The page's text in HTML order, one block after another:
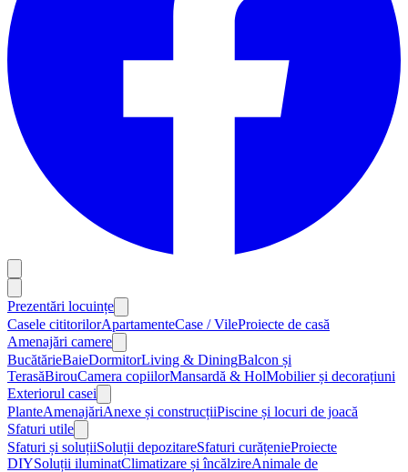
Prezentări locuințe
Casele cititorilorApartamenteCase / VileProiecte de casă
Amenajări camere
BucătărieBaieDormitorLiving & DiningBalcon și
TerasăBirouCamera copiilorMansardă & HolMobilier și decorațiuni
Exteriorul casei
PlanteAmenajăriAnexe și construcțiiPiscine și locuri de joacă
Sfaturi utile
Sfaturi și soluțiiSoluții depozitareSfaturi curățenieProiecte
DIYSoluții iluminatClimatizare și încălzireAnimale de